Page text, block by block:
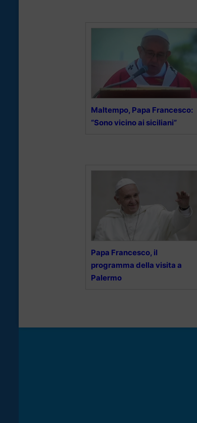
Maltempo, Papa Francesco:
“Sono vicino ai siciliani”
Papa Francesco, il
programma della visita a
Palermo